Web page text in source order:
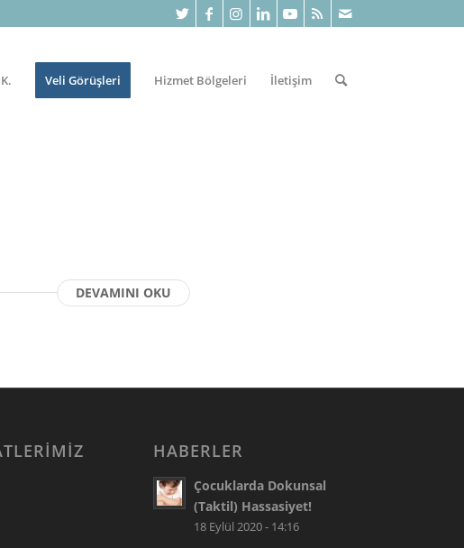
Veli Görüşleri Hizmet Bölgeleri İletişim
DEVAMINI OKU
HABERLER
Çocuklarda Dokunsal
(Taktil) Hassasiyet!
18 Eylül 2020 - 14:16